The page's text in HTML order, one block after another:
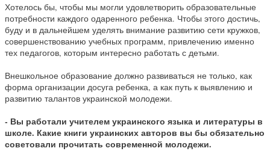
Хотелось бы, чтобы мы могли удовлетворить образовательные
потребности каждого одаренного ребенка. Чтобы этого достичь,
буду и в дальнейшем уделять внимание развитию сети кружков,
совершенствованию учебных программ, привлечению именно
тех педагогов, которым интересно работать с детьми.
Внешкольное образование должно развиваться не только, как
форма организации досуга ребенка, а как путь к выявлению и
развитию талантов украинской молодежи.
- Вы работали учителем украинского языка и литературы в
школе. Какие книги украинских авторов вы бы обязательно
советовали прочитать современной молодежи.